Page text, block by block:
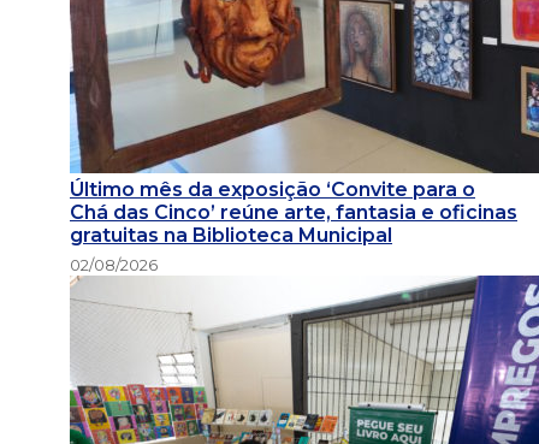
Último mês da exposição ‘Convite para o
Chá das Cinco’ reúne arte, fantasia e oficinas
gratuitas na Biblioteca Municipal
02/08/2026